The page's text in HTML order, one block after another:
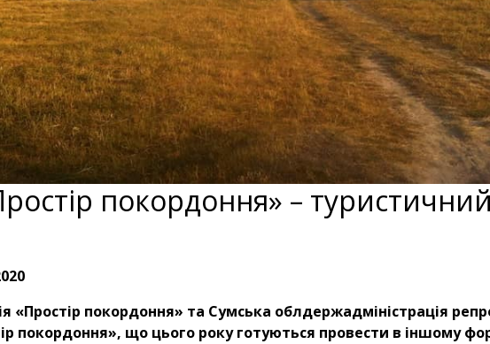
покордоння» –
«Простір покордоння» та Сумська облдержадміністрація
покордоння», що цього року готуються провести в іншому